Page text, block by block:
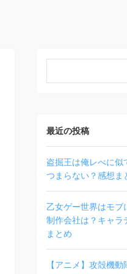
最近の投稿
盗掘王は俺レべに似
つまらない？感想ま
乙女ゲー世界はモブ
制作会社は？キャラ
まとめ
【アニメ】攻殻機